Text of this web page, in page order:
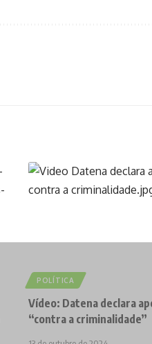
POLÍTICA
Vídeo: Datena declara
“contra a criminalidade”